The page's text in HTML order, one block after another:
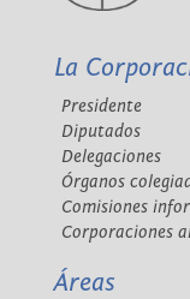
La
Presidente
Diputados
Delegaciones
Órganos
Comisiones
Corporaciones
Áreas